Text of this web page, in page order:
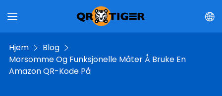
Hjem
Blog
Morsomme Og Funksjonelle Måter Å Bruke En
Amazon QR-Kode På